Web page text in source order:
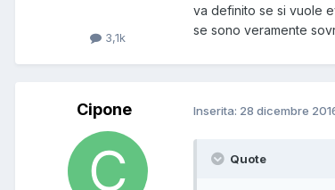
3,1k
va definito se si vuole
se sono veramente
Cipone Inserita: 28 dicembre
Quote